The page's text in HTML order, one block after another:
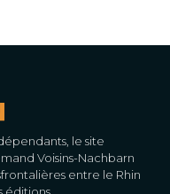
le site
Voisins-Nachbarn
entre le Rhin